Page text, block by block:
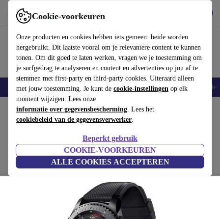
Cookie-voorkeuren
Onze producten en cookies hebben iets gemeen: beide worden
hergebruikt. Dit laatste vooral om je relevantere content te kunnen
tonen. Om dit goed te laten werken, vragen we je toestemming om
je surfgedrag te analyseren en content en advertenties op jou af te
stemmen met first-party en third-party cookies. Uiteraard alleen
met jouw toestemming. Je kunt de cookie-instellingen op elk
moment wijzigen. Lees onze
informatie over gegevensbescherming. Lees het
cookiebeleid van de gegevensverwerker.
Beperkt gebruik
COOKIE-VOORKEUREN
ALLE COOKIES ACCEPTEREN
Gebruik refurbed snel en eenvoudig
Smartphones Laptops Tablets Smartwatches Accessoires
Home Producten Smartwatches
Samsung Gear S3 Frontier (2016)
Zwart | Zwart
(4,4/5)